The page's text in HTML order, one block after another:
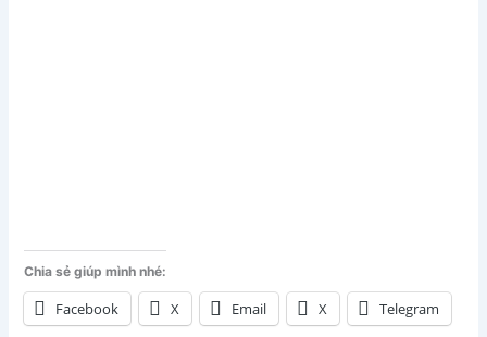
Chia sẻ giúp mình nhé:
Facebook X Email X Telegram